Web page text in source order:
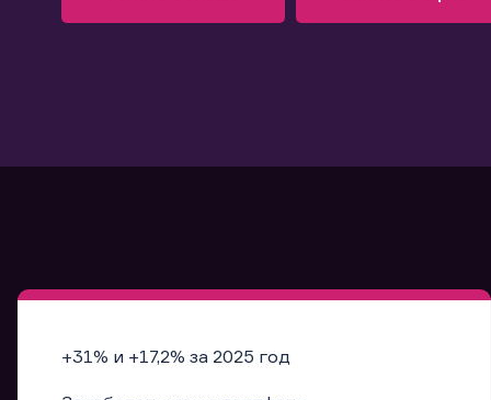
+31% и +17,2% за 2025 год